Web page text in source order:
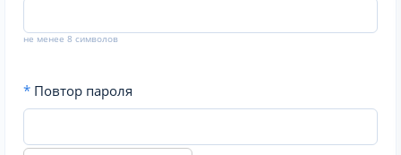
не менее 8 символов
* Повтор пароля